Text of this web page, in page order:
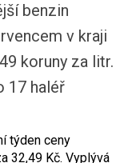
benzin
v kraji
koruny za litr.
17 haléř
týden ceny
32,49 Kč. Vyplývá